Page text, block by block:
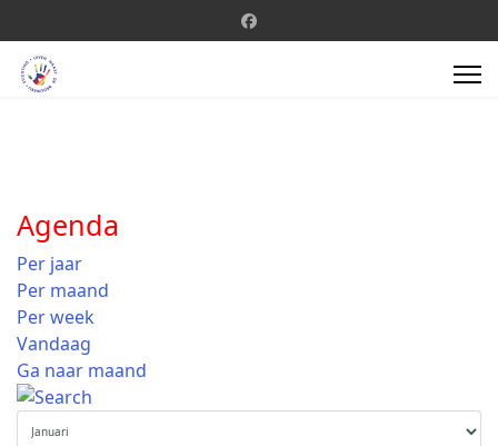
Agenda
Per jaar
Per maand
Per week
Vandaag
Ga naar maand